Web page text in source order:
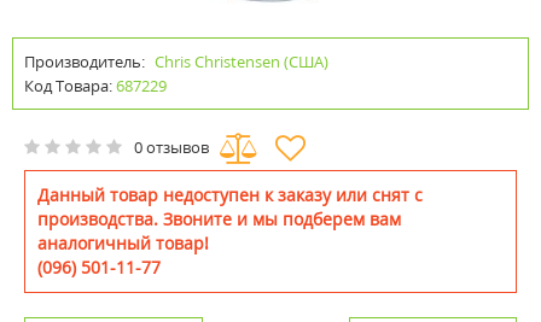
Производитель: Chris Christensen (США)
Код Товара:687229
0 отзывов
Данный товар недоступен к заказу или снят с
производства. Звоните и мы подберем вам
аналогичный товар!
(096) 501-11-77